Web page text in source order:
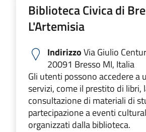
Biblioteca Civica di
L'Artemisia
IndirizzoVia Giulio
20091 Bresso MI, Italia
Gli utenti possono accedere a
servizi, come il prestito di libri,
consultazione di materiali di
partecipazione a eventi
organizzati dalla biblioteca.